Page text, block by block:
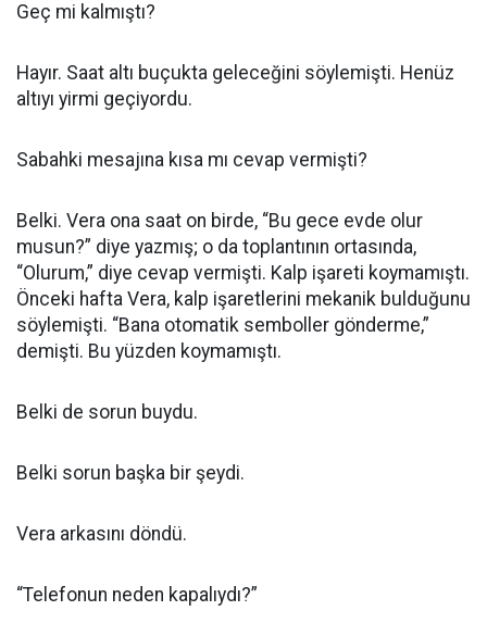
Geç mi kalmıştı?
Hayır. Saat altı buçukta geleceğini söylemişti. Henüz
altıyı yirmi geçiyordu.
Sabahki mesajına kısa mı cevap vermişti?
Belki. Vera ona saat on birde, “Bu gece evde olur
musun?” diye yazmış; o da toplantının ortasında,
“Olurum,” diye cevap vermişti. Kalp işareti koymamıştı.
Önceki hafta Vera, kalp işaretlerini mekanik bulduğunu
söylemişti. “Bana otomatik semboller gönderme,”
demişti. Bu yüzden koymamıştı.
Belki de sorun buydu.
Belki sorun başka bir şeydi.
Vera arkasını döndü.
“Telefonun neden kapalıydı?”